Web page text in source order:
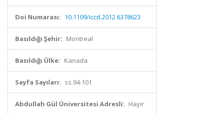
Doi Numarası: 10.1109/iccd.2012.6378623
Basıldığı Şehir: Montreal
Basıldığı Ülke: Kanada
Sayfa Sayıları: ss.94-101
Abdullah Gül Üniversitesi Adresli: Hayır